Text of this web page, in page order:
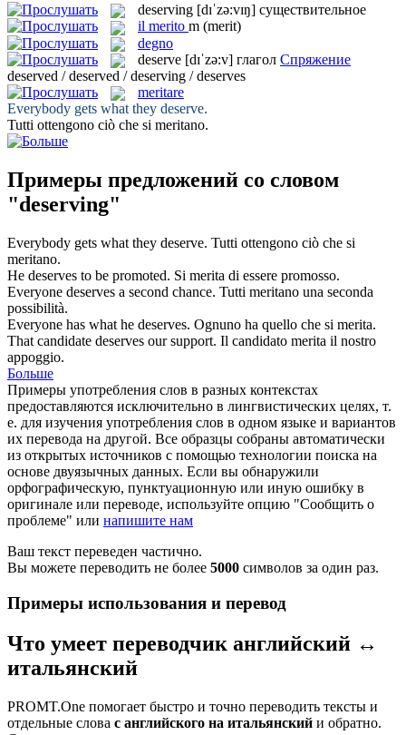
deserving [dɪˈzə:vɪŋ] существительное
il merito m (merit)
degno
deserve [dɪˈzə:v] глагол Спряжение
deserved / deserved / deserving / deserves
meritare
Everybody gets what they deserve.
Tutti ottengono ciò che si meritano.
Примеры предложений со словом
"deserving"
Everybody gets what they deserve. Tutti ottengono ciò che si
meritano.
He deserves to be promoted. Si merita di essere promosso.
Everyone deserves a second chance. Tutti meritano una seconda
possibilità.
Everyone has what he deserves. Ognuno ha quello che si merita.
That candidate deserves our support. Il candidato merita il nostro
appoggio.
Больше
Примеры употребления слов в разных контекстах
предоставляются исключительно в лингвистических целях, т.
е. для изучения употребления слов в одном языке и вариантов
их перевода на другой. Все образцы собраны автоматически
из открытых источников с помощью технологии поиска на
основе двуязычных данных. Если вы обнаружили
орфографическую, пунктуационную или иную ошибку в
оригинале или переводе, используйте опцию "Сообщить о
проблеме" или напишите нам
Ваш текст переведен частично.
Вы можете переводить не более 5000 символов за один раз.
Примеры использования и перевод
Что умеет переводчик английский ↔
итальянский
PROMT.One помогает быстро и точно переводить тексты и
отдельные слова с английского на итальянский и обратно.